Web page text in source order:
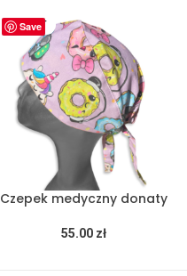
Save
SOLD OUT
Czepek medyczny donaty
55.00 zł